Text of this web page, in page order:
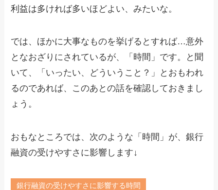
利益は多ければ多いほどよい、みたいな。
では、ほかに大事なものを挙げるとすれば…意外
となおざりにされているが、「時間」です。と聞
いて、「いったい、どういうこと？」とおもわれ
るのであれば、このあとの話を確認しておきまし
ょう。
おもなところでは、次のような「時間」が、銀行
融資の受けやすさに影響します↓
銀行融資の受けやすさに影響する時間